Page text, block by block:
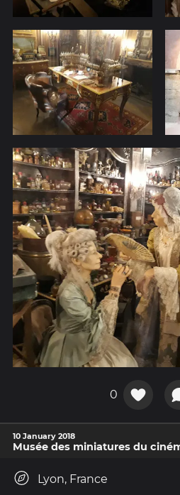
0
10 January 2018
Musée des miniatures du
Lyon, France